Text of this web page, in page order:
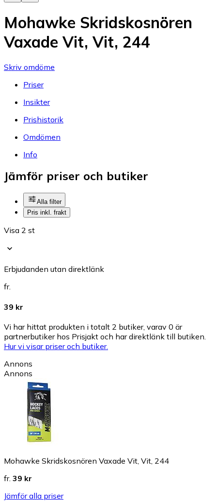
Mohawke Skridskosnören
Vaxade Vit, Vit, 244
Skriv omdöme
Priser
Insikter
Prishistorik
Omdömen
Info
Jämför priser och butiker
Alla filter
Pris inkl. frakt
Visa 2 st
Erbjudanden utan direktlänk
fr.
39 kr
Vi har hittat produkten i totalt 2 butiker, varav 0 är
partnerbutiker hos Prisjakt och har direktlänk till butiken.
Hur vi visar priser och butiker.
Annons
Annons
Mohawke Skridskosnören Vaxade Vit, Vit, 244
fr. 39 kr
Jämför alla priser